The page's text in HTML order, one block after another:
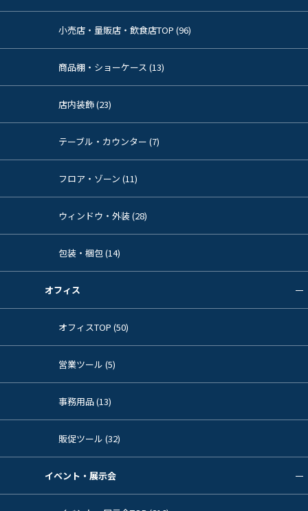
小売店・量販店・飲食店TOP (96)
商品棚・ショーケース (13)
店内装飾 (23)
テーブル・カウンター (7)
フロア・ゾーン (11)
ウィンドウ・外装 (28)
包装・梱包 (14)
オフィス
オフィスTOP (50)
営業ツール (5)
事務用品 (13)
販促ツール (32)
イベント・展示会